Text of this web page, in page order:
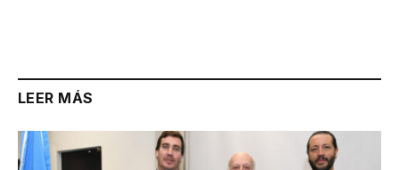
LEER MÁS